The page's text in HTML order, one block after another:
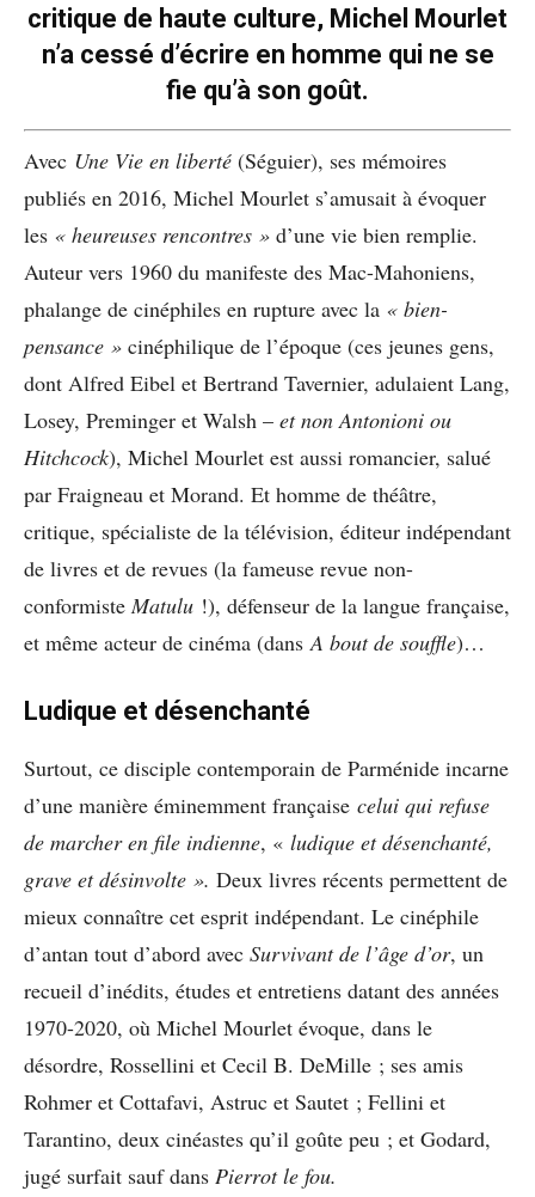
critique de haute culture, Michel Mourlet
n’a cessé d’écrire en homme qui ne se
fie qu’à son goût.
Avec Une Vie en liberté (Séguier), ses mémoires
publiés en 2016, Michel Mourlet s’amusait à évoquer
les « heureuses rencontres » d’une vie bien remplie.
Auteur vers 1960 du manifeste des Mac-Mahoniens,
phalange de cinéphiles en rupture avec la « bien-
pensance » cinéphilique de l’époque (ces jeunes gens,
dont Alfred Eibel et Bertrand Tavernier, adulaient Lang,
Losey, Preminger et Walsh – et non Antonioni ou
Hitchcock), Michel Mourlet est aussi romancier, salué
par Fraigneau et Morand. Et homme de théâtre,
critique, spécialiste de la télévision, éditeur indépendant
de livres et de revues (la fameuse revue non-
conformisteMatulu !), défenseur de la langue française,
et même acteur de cinéma (dansA bout de souffle)…
Ludique et désenchanté
Surtout, ce disciple contemporain de Parménide incarne
d’une manière éminemment française celui qui refuse
de marcher en file indienne, « ludique et désenchanté,
grave et désinvolte ». Deux livres récents permettent de
mieux connaître cet esprit indépendant. Le cinéphile
d’antan tout d’abord avec Survivant de l’âge d’or, un
recueil d’inédits, études et entretiens datant des années
1970-2020, où Michel Mourlet évoque, dans le
désordre, Rossellini et Cecil B. DeMille ; ses amis
Rohmer et Cottafavi, Astruc et Sautet ; Fellini et
Tarantino, deux cinéastes qu’il goûte peu ; et Godard,
jugé surfait sauf dans Pierrot le fou.